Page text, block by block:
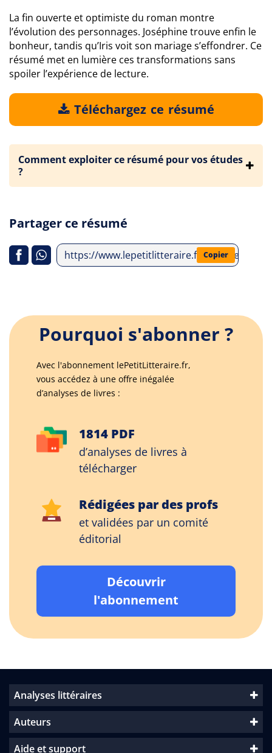
La fin ouverte et optimiste du roman montre
l’évolution des personnages. Joséphine trouve enfin le
bonheur, tandis qu’Iris voit son mariage s’effondrer. Ce
résumé met en lumière ces transformations sans
spoiler l’expérience de lecture.
Téléchargez ce résumé
Comment exploiter ce résumé pour vos études
?
Partager ce résumé
https://www.lepetitlitteraire.fr/analyses-
Copier
Pourquoi s'abonner ?
Avec l'abonnement lePetitLitteraire.fr,
vous accédez à une offre inégalée
d’analyses de livres :
1814 PDF
d’analyses de livres à
télécharger
Rédigées par des profs
et validées par un comité
éditorial
Découvrir
l'abonnement
Analyses littéraires
Auteurs
Aide et support